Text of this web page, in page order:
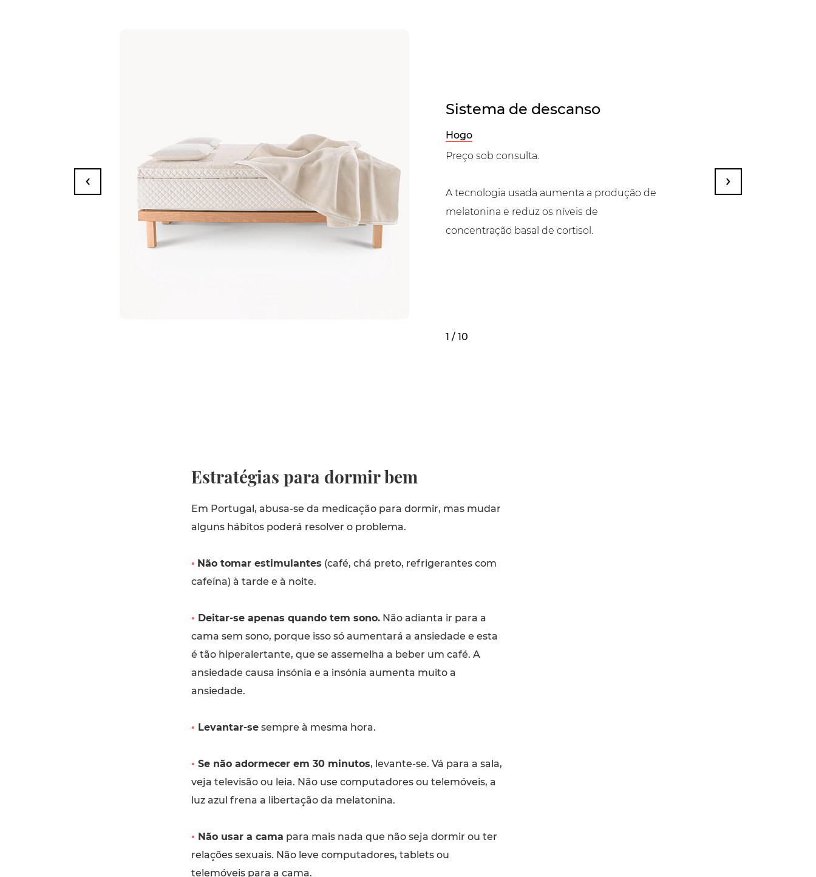
Sistema de descanso
Hogo
Preço sob consulta.
A tecnologia usada aumenta a produção de
melatonina e reduz os níveis de
concentração basal de cortisol.
1 / 10
Estratégias para dormir bem
Em Portugal, abusa-se da medicação para dormir, mas mudar
alguns hábitos poderá resolver o problema.
• Não tomar estimulantes (café, chá preto, refrigerantes com
cafeína) à tarde e à noite.
• Deitar-se apenas quando tem sono.Não adianta ir para a
cama sem sono, porque isso só aumentará a ansiedade e esta
é tão hiperalertante, que se assemelha a beber um café. A
ansiedade causa insónia e a insónia aumenta muito a
ansiedade.
• Levantar-sesempre à mesma hora.
• Se não adormecer em 30 minutos, levante-se. Vá para a sala,
veja televisão ou leia. Não use computadores ou telemóveis, a
luz azul frena a libertação da melatonina.
• Não usar a cama para mais nada que não seja dormir ou ter
relações sexuais. Não leve computadores, tablets ou
telemóveis para a cama.